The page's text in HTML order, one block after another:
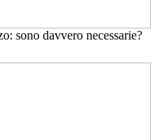
sono davvero necessarie?